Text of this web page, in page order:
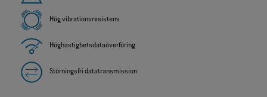
Hög vibrationsresistens
Höghastighetsdataöverföring
Störningsfri datatransmission